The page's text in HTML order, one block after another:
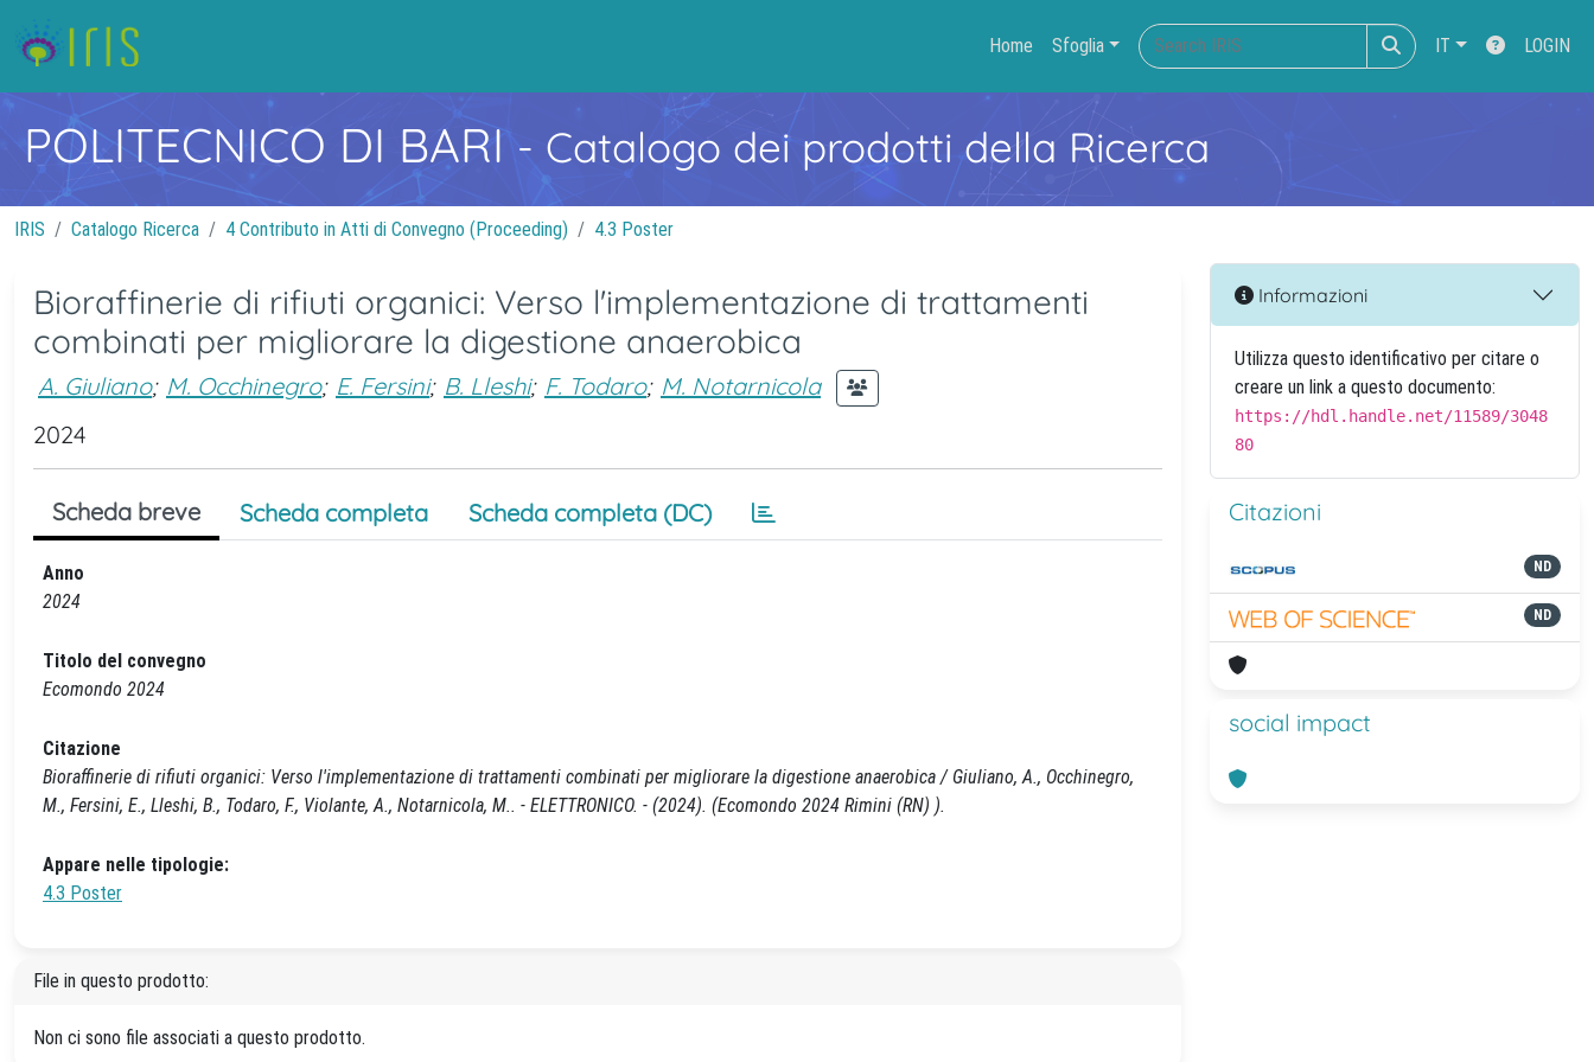
Home Sfoglia IT LOGIN
POLITECNICO DI BARI- Catalogo dei prodotti della Ricerca
IRIS Catalogo Ricerca 4 Contributo in Atti di Convegno (Proceeding) 4.3 Poster
Bioraffinerie di rifiuti organici: Verso l'implementazione di trattamenti
combinati per migliorare la digestione anaerobica
A. Giuliano; M. Occhinegro; E. Fersini; B. Lleshi; F. Todaro; M. Notarnicola
2024
Scheda breve Scheda completa Scheda completa (DC)
Anno
2024
Titolo del convegno
Ecomondo 2024
Citazione
Bioraffinerie di rifiuti organici: Verso l'implementazione di trattamenti combinati per migliorare la digestione anaerobica / Giuliano, A., Occhinegro,
M., Fersini, E., Lleshi, B., Todaro, F., Violante, A., Notarnicola, M.. - ELETTRONICO. - (2024). (Ecomondo 2024 Rimini (RN) ).
Appare nelle tipologie:
4.3 Poster
File in questo prodotto:
Non ci sono file associati a questo prodotto.
Informazioni
Utilizza questo identificativo per citare o
creare un link a questo documento:
https://hdl.handle.net/11589/3048
80
Citazioni
ND
ND
social impact